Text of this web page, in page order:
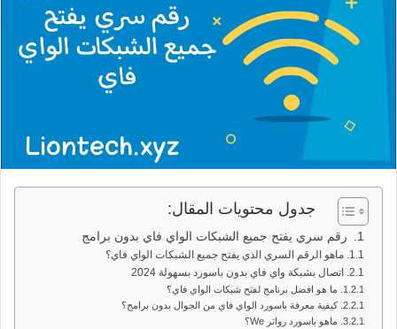
جدول محتويات المقال:
رقم سري يفتح جميع الشبكات الواي فاي بدون برامج
ماهو الرقم السري الذي يفتح جميع الشبكات الواي فاي؟
اتصال بشبكة واي فاي بدون باسورد بسهولة 2024
ما هو افضل برنامج لفتح شبكات الواي فاي؟
كيفية معرفة باسورد الواي فاي من الجوال بدون برامج؟
ماهو باسورد رواتر We؟